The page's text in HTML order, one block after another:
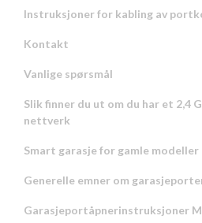
Instruksjoner for kabling av
Kontakt
Vanlige spørsmål
Slik finner du ut om du har et 2,4
nettverk
Smart garasje for gamle modeller
Generelle emner om
Garasjeportåpnerinstruksjoner